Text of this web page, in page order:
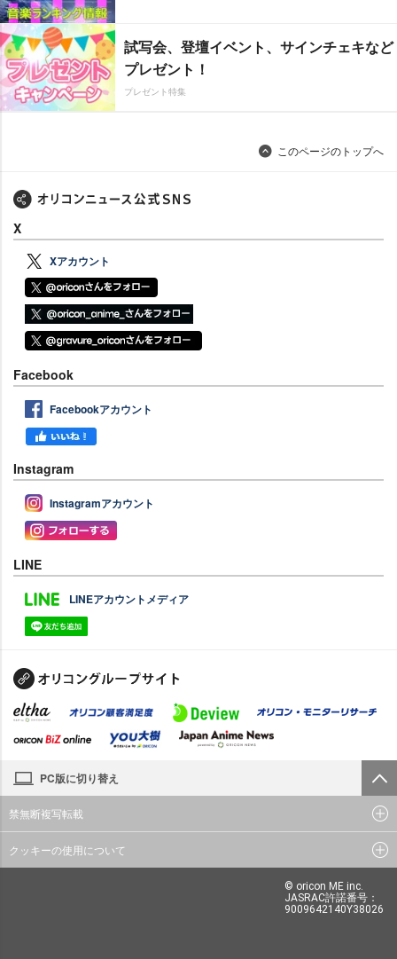
試写会、登壇イベント、サインチェキなど
プレゼント！
プレゼント特集
このページのトップへ
X
Xアカウント
Facebook
Facebookアカウント
Instagram
Instagramアカウント
LINE
LINEアカウントメディア
PC版に切り替え
禁無断複写転載
クッキーの使用について
© oricon ME inc.
JASRAC許諾番号：
9009642140Y38026